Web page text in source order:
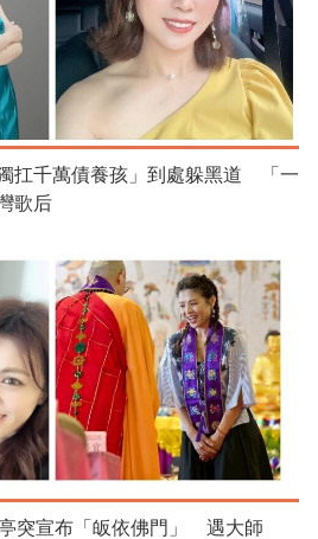
扛千萬債養孩」到處躲黑道 「一
歌后
突宣布「皈依佛門」 遇大師